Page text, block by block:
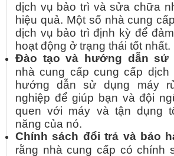
dịch vụ bảo trì và sửa chữa
hiệu quả. Một số nhà cung
dịch vụ bảo trì định kỳ để
hoạt động ở trạng thái tốt nhất.
Đào tạo và hướng dẫn sử
nhà cung cấp cung cấp
hướng dẫn sử dụng máy
nghiệp để giúp bạn và đội
quen với máy và tận dụng
năng của nó.
Chính sách đổi trả và bảo
rằng nhà cung cấp có chính